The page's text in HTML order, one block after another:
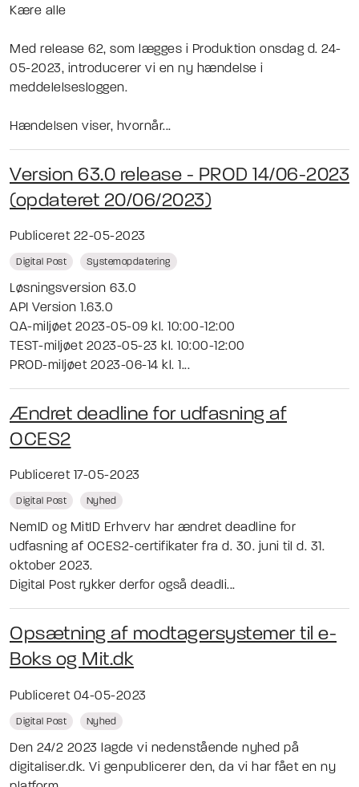
Kære alle
Med release 62, som lægges i Produktion onsdag d. 24-
05-2023, introducerer vi en ny hændelse i
meddelelsesloggen.
Hændelsen viser, hvornår...
Version 63.0 release - PROD 14/06-2023
(opdateret 20/06/2023)
Publiceret 22-05-2023
Digital Post Systemopdatering
Løsningsversion 63.0
API Version 1.63.0
QA-miljøet 2023-05-09 kl. 10:00-12:00
TEST-miljøet 2023-05-23 kl. 10:00-12:00
PROD-miljøet 2023-06-14 kl. 1...
Ændret deadline for udfasning af
OCES2
Publiceret 17-05-2023
Digital Post Nyhed
NemID og MitID Erhverv har ændret deadline for
udfasning af OCES2-certifikater fra d. 30. juni til d. 31.
oktober 2023.
Digital Post rykker derfor også deadli...
Opsætning af modtagersystemer til e-
Boks og Mit.dk
Publiceret 04-05-2023
Digital Post Nyhed
Den 24/2 2023 lagde vi nedenstående nyhed på
digitaliser.dk. Vi genpublicerer den, da vi har fået en ny